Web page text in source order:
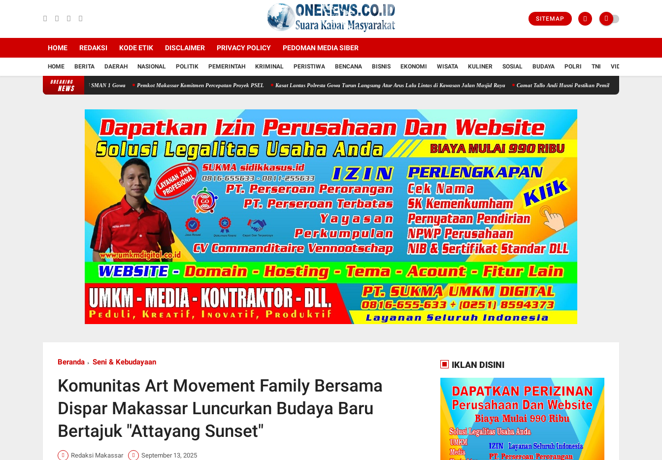
SITEMAP
HOME REDAKSI KODE ETIK DISCLAIMER PRIVACY POLICY PEDOMAN MEDIA SIBER
HOME BERITA DAERAH NASIONAL POLITIK PEMERINTAH KRIMINAL PERISTIWA BENCANA BISNIS EKONOMI WISATA KULINER SOSIAL BUDAYA POLRI TNI VIDIO
BREAKING
NEWS
Taat Lalu Lintas di SMAN 1 Gowa Pemkot Makassar Komitmen Percepatan Proyek PSEL Kasat Lantas Polresta Gowa Turun Langsung Atur Arus Lalu Lintas di Kawasan Jalan Masjid Raya Camat Tallo Andi Husni Pastikan Pemilahan Sampah di Kawasan Pasar
Beranda Seni & Kebudayaan
Komunitas Art Movement Family Bersama
Dispar Makassar Luncurkan Budaya Baru
Bertajuk "Attayang Sunset"
Redaksi Makassar September 13, 2025
IKLAN DISINI